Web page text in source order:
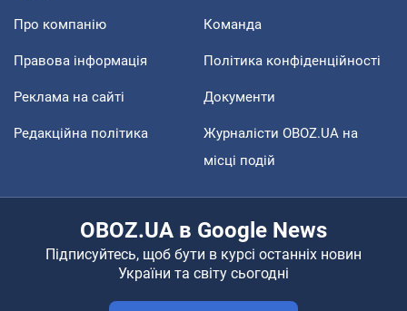
Про компанію Команда
Правова інформація Політика конфіденційності
Реклама на сайті Документи
Редакційна політика
Журналісти OBOZ.UA на
місці подій
OBOZ.UA в Google News
Підписуйтесь, щоб бути в курсі останніх новин
України та світу сьогодні